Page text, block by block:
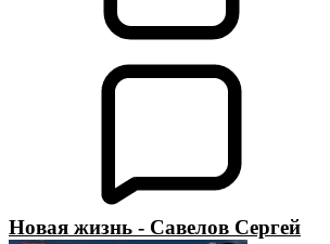
Новая жизнь - Савелов Сергей